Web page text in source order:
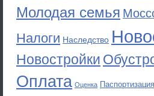
Молодая семья
Налоги Наследство
Новостройки
Оплата Оценка Паспортизация